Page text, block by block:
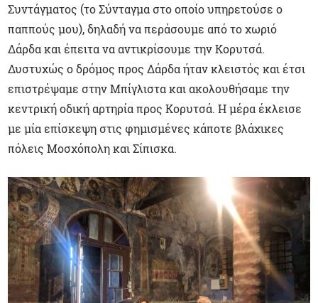
Συντάγματος (το Σύνταγμα στο οποίο υπηρετούσε ο
παππούς μου), δηλαδή να περάσουμε από το χωριό
Δάρδα και έπειτα να αντικρίσουμε την Κορυτσά.
Δυστυχώς ο δρόμος προς Δάρδα ήταν κλειστός και έτσι
επιστρέψαμε στην Μπίγλιστα και ακολουθήσαμε την
κεντρική οδική αρτηρία προς Κορυτσά. Η μέρα έκλεισε
με μία επίσκεψη στις φημισμένες κάποτε βλάχικες
πόλεις Μοσχόπολη και Σίπισκα.